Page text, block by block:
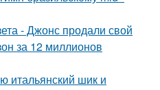
- Джонс продали свой
за 12 миллионов
итальянский шик и